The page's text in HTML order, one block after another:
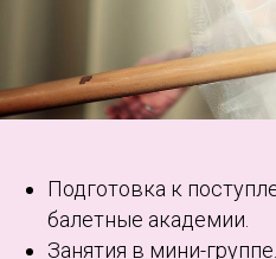
Подготовка к
балетные академии.
Занятия в мини-группе.